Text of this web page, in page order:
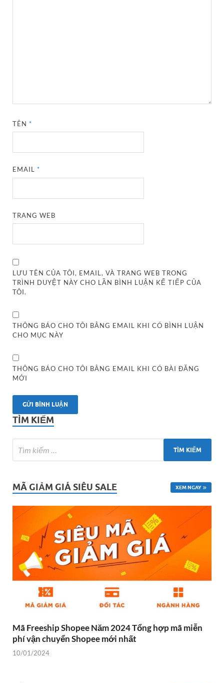
TÊN*
EMAIL*
TRANG WEB
LƯU TÊN CỦA TÔI, EMAIL, VÀ TRANG WEB TRONG
TRÌNH DUYỆT NÀY CHO LẦN BÌNH LUẬN KẾ TIẾP CỦA
TÔI.
THÔNG BÁO CHO TÔI BẰNG EMAIL KHI CÓ BÌNH LUẬN
CHO MỤC NÀY
THÔNG BÁO CHO TÔI BẰNG EMAIL KHI CÓ BÀI ĐĂNG
MỚI
TÌM KIẾM
MÃ GIẢM GIÁ SIÊU SALE XEM NGAY
Mã Freeship Shopee Năm 2024 Tổng hợp mã miễn
phí vận chuyển Shopee mới nhất
10/01/2024